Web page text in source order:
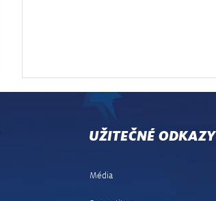
Média
UŽITEČNÉ ODKAZY